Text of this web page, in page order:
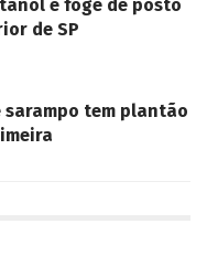
e foge de posto
de SP
sarampo tem plantão